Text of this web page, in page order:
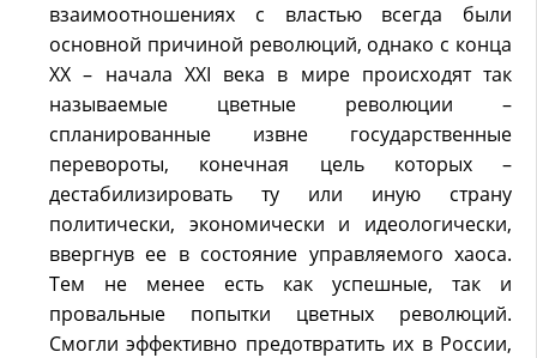
взаимоотношениях с властью всегда были
основной причиной революций, однако с конца
XX – начала XXI века в мире происходят так
называемые цветные революции –
спланированные извне государственные
перевороты, конечная цель которых –
дестабилизировать ту или иную страну
политически, экономически и идеологически,
ввергнув ее в состояние управляемого хаоса.
Тем не менее есть как успешные, так и
провальные попытки цветных революций.
Смогли эффективно предотвратить их в России,